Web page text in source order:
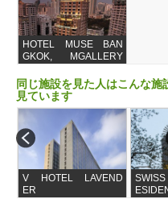
HOTEL MUSE BAN
GKOK, MGALLERY
ACCOR
同じ施設を見た人はこんな施
見ています
V HOTEL LAVEND
ER